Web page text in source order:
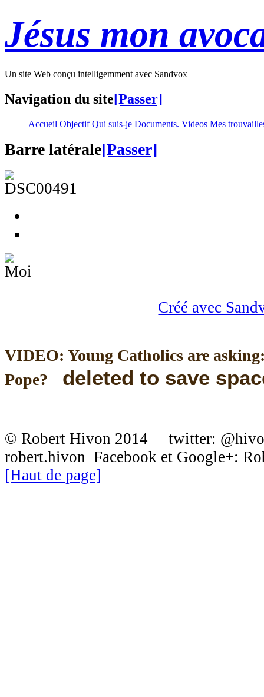
Jésus mon
Un site Web conçu intelligemment avec Sandvox
Navigation du site[Passer]
Accueil Objectif Qui suis-je Documents. Videos Mes
Barre latérale[Passer]
Créé avec
VIDEO: Young Catholics are
Pope?
deleted to save
© Robert Hivon 2014 twitter:
robert.hivon Facebook et Google+:
[Haut de page]